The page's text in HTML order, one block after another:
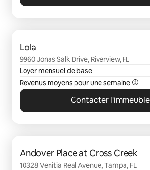
Lola
9960 Jonas Salk Drive, Riverview, FL
Loyer mensuel de base
Revenus moyens pour une semaine
Contacter l'immeuble
Andover Place at Cross Creek
10328 Venitia Real Avenue, Tampa, FL